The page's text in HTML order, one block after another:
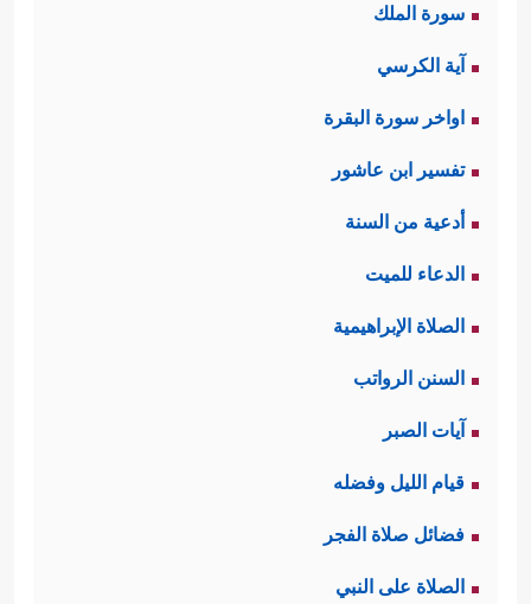
سورة الملك
آية الكرسي
اواخر سورة البقرة
تفسير ابن عاشور
أدعية من السنة
الدعاء للميت
الصلاة الإبراهيمية
السنن الرواتب
آيات الصبر
قيام الليل وفضله
فضائل صلاة الفجر
الصلاة على النبي